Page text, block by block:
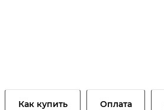
Как купить Оплата